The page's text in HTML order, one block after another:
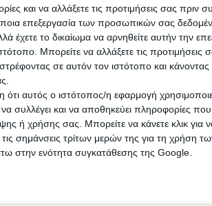
και να αλλάξετε τις προτιμήσεις σας πριν
επεξεργασία των προσωπικών σας
έχετε το δικαίωμα να αρνηθείτε αυτήν την
Μπορείτε να αλλάξετε τις
σε αυτόν τον ιστότοπο και
αυτός ο ιστότοπος/η εφαρμογή
συλλέγει και να αποθηκεύει πληροφορίες
ή χρήσης σας. Μπορείτε να κάνετε κλικ για
σημάνσεις τρίτων μερών της για τη χρήση
στην ενότητα συγκατάθεσης της Google.
με έντονες διαμαρτυρίες. Πράγματι φέτος
. Ποιοτικά υπάρχουν σοβαρά ζητήματα. Το
των συσσωρευμένων προβλημάτων. Και
των όποιων ωραίων και σωστών ιδεών